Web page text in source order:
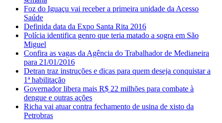
Foz do Iguaçu vai receber a primeira unidade da Acesso
Saúde
Definida data da Expo Santa Rita 2016
Polícia identifica genro que teria matado a sogra em São
Miguel
Confira as vagas da Agência do Trabalhador de Medianeira
para 21/01/2016
Detran traz instruções e dicas para quem deseja conquistar a
1ª habilitação
Governador libera mais R$ 22 milhões para combate à
dengue e outras ações
Richa vai atuar contra fechamento de usina de xisto da
Petrobras